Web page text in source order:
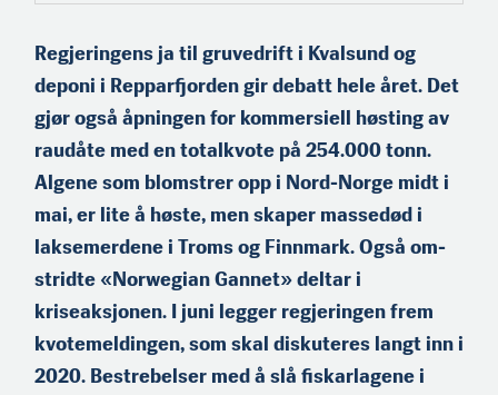
Regjeringens ja til gruvedrift i Kvalsund og
deponi i Repparfjor­den gir debatt hele året. Det
gjør også åpningen for kommersiell høsting av
raudåte med en totalkvote på 254.000 tonn.
Algene som blomstrer opp i Nord-Norge midt i
mai, er lite å høste, men skaper massedød i
laksemerdene i Troms og Finnmark. Også om­
stridte «Norwegian Gannet» deltar i
kriseaksjonen. I juni legger regjeringen frem
kvotemeldingen, som skal diskuteres langt inn i
2020. Bestrebelser med å slå fiskarlagene i